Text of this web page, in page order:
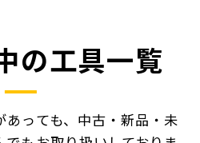
の工具一覧
っても、中古・新品・未